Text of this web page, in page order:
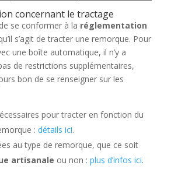
concernant le tractage
se conformer à la réglementation
s’agit de tracter une remorque. Pour
une boîte automatique, il n’y a
de restrictions supplémentaires,
bon de se renseigner sur les
pour tracter en fonction du
: détails ici.
au type de remorque, que ce soit
artisanale ou non : plus d’infos ici.